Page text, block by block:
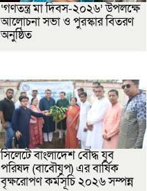
‘গণতন্ত্র মা দিবস-২০২৬’ উপলক্ষে
আলোচনা সভা ও পুরস্কার বিতরণ
অনুষ্ঠিত
সিলেটে বাংলাদেশ বৌদ্ধ যুব
পরিষদ (বাবৌযুপ) এর বার্ষিক
বৃক্ষরোপণ কর্মসূচি ২০২৬ সম্পন্ন